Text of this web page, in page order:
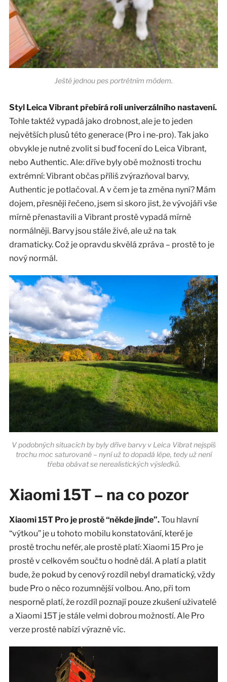
Ještě jednou pes portrétním módem.
Styl Leica Vibrant přebírá roli univerzálního nastavení.
Tohle taktéž vypadá jako drobnost, ale je to jeden
největších plusů této generace (Pro i ne-pro). Tak jako
obvykle je nutné zvolit si buď focení do Leica Vibrant,
nebo Authentic. Ale: dříve byly obě možnosti trochu
extrémní: Vibrant občas příliš zvýrazňoval barvy,
Authentic je potlačoval. A v čem je ta změna nyní? Mám
dojem, přesněji řečeno, jsem si skoro jist, že vývojáři vše
mírně přenastavili a Vibrant prostě vypadá mírně
normálněji. Barvy jsou stále živé, ale už na tak
dramaticky. Což je opravdu skvělá zpráva – prostě to je
nový normál.
V podobných situacích by byly dříve barvy v Leica Vibrat nejspíš
trochu moc saturované – nyní už to dopadá lépe, tedy už není
třeba obávat se nerealistických výsledků.
Xiaomi 15T – na co pozor
Xiaomi 15T Pro je prostě “někde jinde”.Tou hlavní
“výtkou” je u tohoto mobilu konstatování, které je
prostě trochu nefér, ale prostě platí: Xiaomi 15 Pro je
prostě v celkovém součtu o hodně dál. A platí a platit
bude, že pokud by cenový rozdíl nebyl dramatický, vždy
bude Pro o něco rozumnější volbou. Ano, při tom
nesporně platí, že rozdíl poznají pouze zkušení uživatelé
a Xiaomi 15T je stále velmi dobrou možností. Ale Pro
verze prostě nabízí výrazně víc.